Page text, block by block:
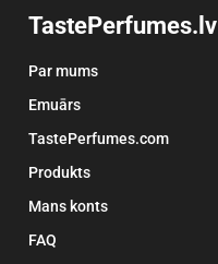
TastePerfumes.lv
Par mums
Emuārs
TastePerfumes.com
Produkts
Mans konts
FAQ